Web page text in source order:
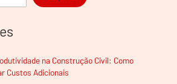
na Construção Civil: Como
Custos Adicionais